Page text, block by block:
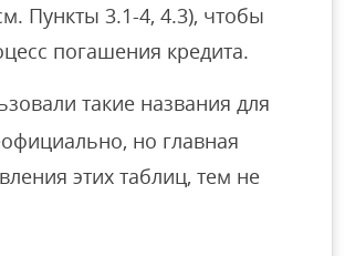
Пункты 3.1-4, 4.3), чтобы
погашения кредита.
такие названия для
но главная
этих таблиц, тем не